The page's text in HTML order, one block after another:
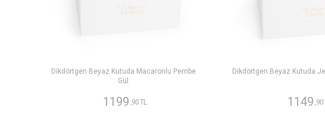
Dikdörtgen Beyaz Kutuda Macaronlu Pembe
Gül
1199 ,90 TL
Dikdörtgen Beyaz Kutuda
1149 ,90